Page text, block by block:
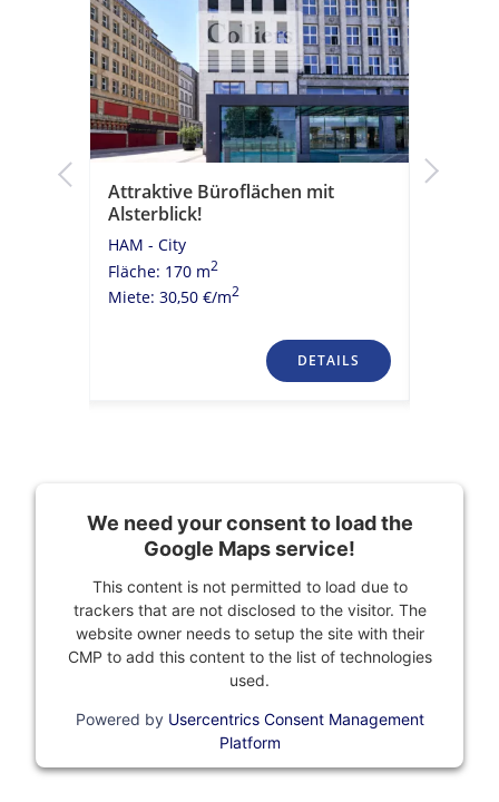
Attraktive Büroflächen mit
Alsterblick!
HAM - City
Fläche: 170 m2
Miete: 30,50 €/m2
DETAILS
We need your consent to load the
Google Maps service!
This content is not permitted to load due to
trackers that are not disclosed to the visitor. The
website owner needs to setup the site with their
CMP to add this content to the list of technologies
used.
Powered by Usercentrics Consent Management
Platform